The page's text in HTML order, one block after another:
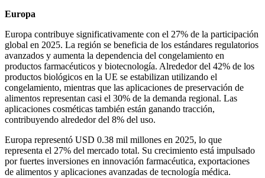
Europa
Europa contribuye significativamente con el 27% de la participación
global en 2025. La región se beneficia de los estándares regulatorios
avanzados y aumenta la dependencia del congelamiento en
productos farmacéuticos y biotecnología. Alrededor del 42% de los
productos biológicos en la UE se estabilizan utilizando el
congelamiento, mientras que las aplicaciones de preservación de
alimentos representan casi el 30% de la demanda regional. Las
aplicaciones cosméticas también están ganando tracción,
contribuyendo alrededor del 8% del uso.
Europa representó USD 0.38 mil millones en 2025, lo que
representa el 27% del mercado total. Su crecimiento está impulsado
por fuertes inversiones en innovación farmacéutica, exportaciones
de alimentos y aplicaciones avanzadas de tecnología médica.